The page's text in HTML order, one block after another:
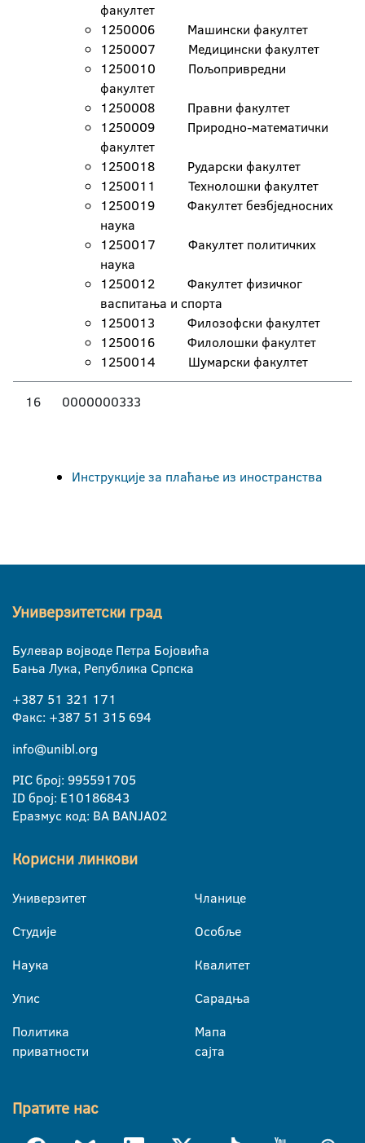
факултет
1250006 Машински факултет
1250007 Медицински факултет
1250010 Пољопривредни
факултет
1250008 Правни факултет
1250009 Природно-математички
факултет
1250018 Рударски факултет
1250011 Технолошки факултет
1250019 Факултет безбједносних
наука
1250017 Факултет политичких
наука
1250012 Факултет физичког
васпитања и спорта
1250013 Филозофски факултет
1250016 Филолошки факултет
1250014 Шумарски факултет
16 0000000333
Инструкције за плаћање из иностранства
Универзитетски град
Булевар војводе Петра Бојовића
Бања Лука, Република Српска
+387 51 321 171
Факс: +387 51 315 694
info@unibl.org
PIC број: 995591705
ID број: E10186843
Еразмус код: BA BANJA02
Корисни линкови
Универзитет
Студије
Наука
Упис
Политика
приватности
Чланице
Особље
Квалитет
Сарадња
Мапа
сајта
Пратите нас